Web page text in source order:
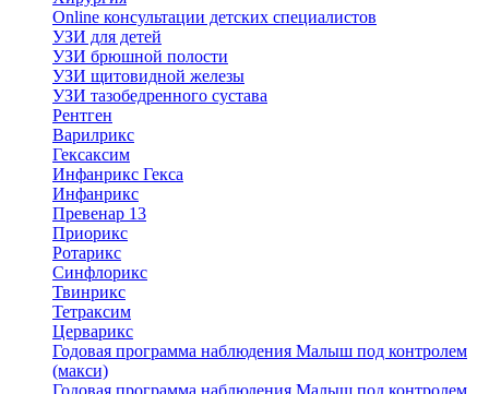
Online консультации детских специалистов
УЗИ для детей
УЗИ брюшной полости
УЗИ щитовидной железы
УЗИ тазобедренного сустава
Рентген
Варилрикс
Гексаксим
Инфанрикс Гекса
Инфанрикс
Превенар 13
Приорикс
Ротарикс
Синфлорикс
Твинрикс
Тетраксим
Церварикс
Годовая программа наблюдения Малыш под контролем
(макси)
Годовая программа наблюдения Малыш под контролем